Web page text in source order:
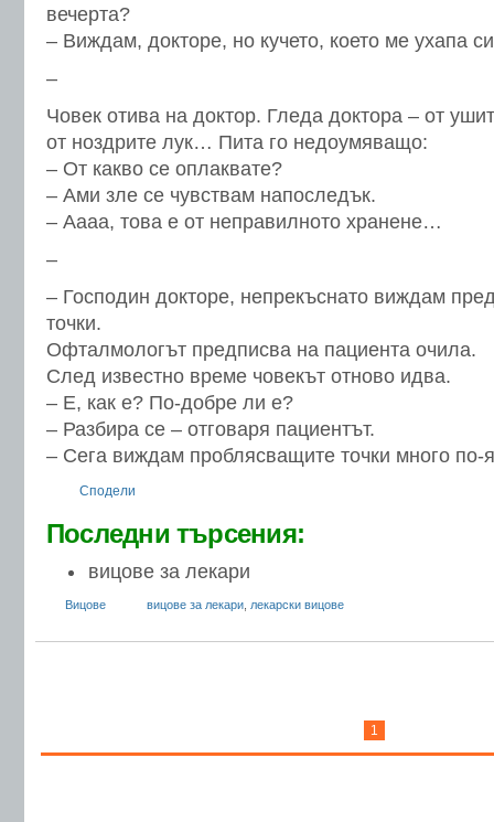
вечерта?
– Виждам, докторе, но кучето, което ме ухапа
–
Човек отива на доктор. Гледа доктора – от
от ноздрите лук… Пита го недоумяващо:
– От какво се оплаквате?
– Ами зле се чувствам напоследък.
– Аааа, това е от неправилното хранене…
–
– Господин докторе, непрекъснато виждам
точки.
Офталмологът предписва на пациента очила.
След известно време човекът отново идва.
– Е, как е? По-добре ли е?
– Разбира се – отговаря пациентът.
– Сега виждам проблясващите точки много по-
Сподели
Последни търсения:
вицове за лекари
Вицове вицове за лекари лекарски вицове
1